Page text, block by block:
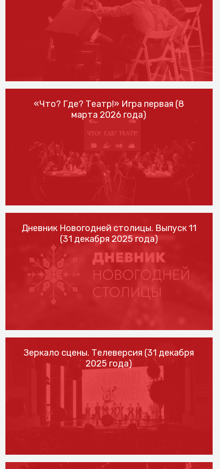
«Что? Где? Театр!» Игра первая (8
марта 2026 года)
Дневник Новогодней столицы. Выпуск 11
(31 декабря 2025 года)
Зеркало сцены. Телеверсия (31 декабря
2025 года)